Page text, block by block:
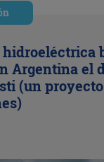
hidroeléctrica
Argentina el
(un proyecto